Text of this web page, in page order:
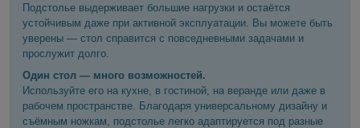
Подстолье выдерживает большие нагрузки и остаётся
устойчивым даже при активной эксплуатации. Вы можете быть
уверены — стол справится с повседневными задачами и
прослужит долго.
Один стол — много возможностей.
Используйте его на кухне, в гостиной, на веранде или даже в
рабочем пространстве. Благодаря универсальному дизайну и
съёмным ножкам, подстолье легко адаптируется под разные